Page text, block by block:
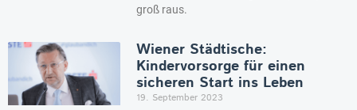
groß raus.
Wiener Städtische:
Kindervorsorge für einen
sicheren Start ins Leben
19. September 2023